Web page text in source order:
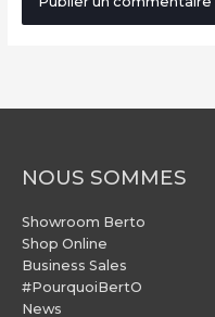
NOUS SOMMES
Showroom Berto
Shop Online
Business Sales
#PourquoiBertO
News